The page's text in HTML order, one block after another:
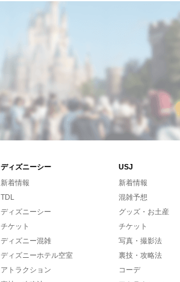
ディズニーシー
USJ
新着情報
TDL
ディズニーシー
チケット
ディズニー混雑
ディズニーホテル空室
アトラクション
新着情報
混雑予想
グッズ・お土産
チケット
写真・撮影法
裏技・攻略法
コーデ